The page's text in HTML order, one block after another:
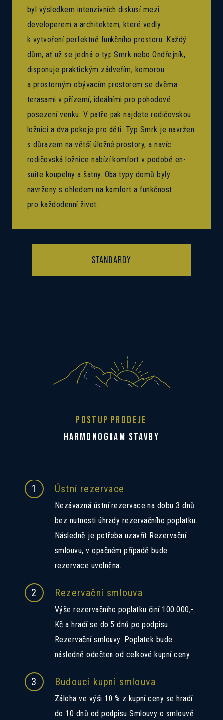
byl výsledkem intenzivních diskusí mezi
developerem a architektem, které vedly
k vytvoření perfektně funkčního prostoru. Každý
dům, ať už se jedná o typ Smrk nebo Ondřejník,
disponuje praktickým zádveřím, komorou
a prostorným obývacím prostorem se dvěma
terasami v přízemí, ideálními pro pohodové
posezení venku. V patře pak najdete rodičovskou
ložnici a dva pokoje pro děti. Typ Smrk je navržen
s důrazem na větší úložné prostory, a navíc
rodičovská ložnice nabízí komfort v podobě en-
suite koupelny a šatny. Oba typy domů byly
navrženy s ohledem na komfort a funkčnost
pro každodenní život.
STANDARDY
POSTUP PRODEJE
HARMONOGRAM STAVBY
1 Ústní rezervace
Nezávazná ústní rezervace na dobu 3 dnů
bez nutnosti úhrady rezervačního poplatku.
Následně je potřeba uzavřít Rezervační
smlouvu, v opačném případě bude
rezervace uvolněna.
2 Rezervační smlouva
Výše rezervačního poplatku činí 100.000,-
Kč a hradí se do 5 dnů po podpisu
Rezervační smlouvy. Poplatek bude
následně odečten od celkové kupní ceny.
3 Budoucí kupní smlouva
Záloha ve výši 10 % z kupní ceny se hradí
do 10 dnů od podpisu Smlouvy o smlouvě